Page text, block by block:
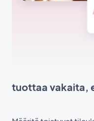
tuottaa vakaita,